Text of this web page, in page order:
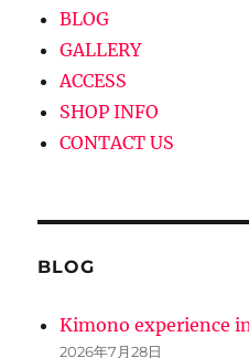
BLOG
GALLERY
ACCESS
SHOP INFO
CONTACT US
BLOG
Kimono experience
2026年7月28日